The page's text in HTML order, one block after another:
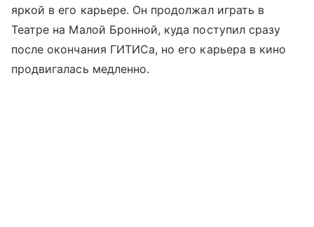
яркой в его карьере. Он продолжал играть в
Театре на Малой Бронной, куда поступил сразу
после окончания ГИТИСа, но его карьера в кино
продвигалась медленно.